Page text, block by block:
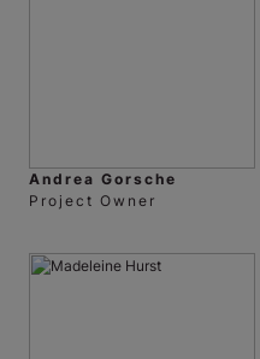
Andrea Gorsche
Project Owner